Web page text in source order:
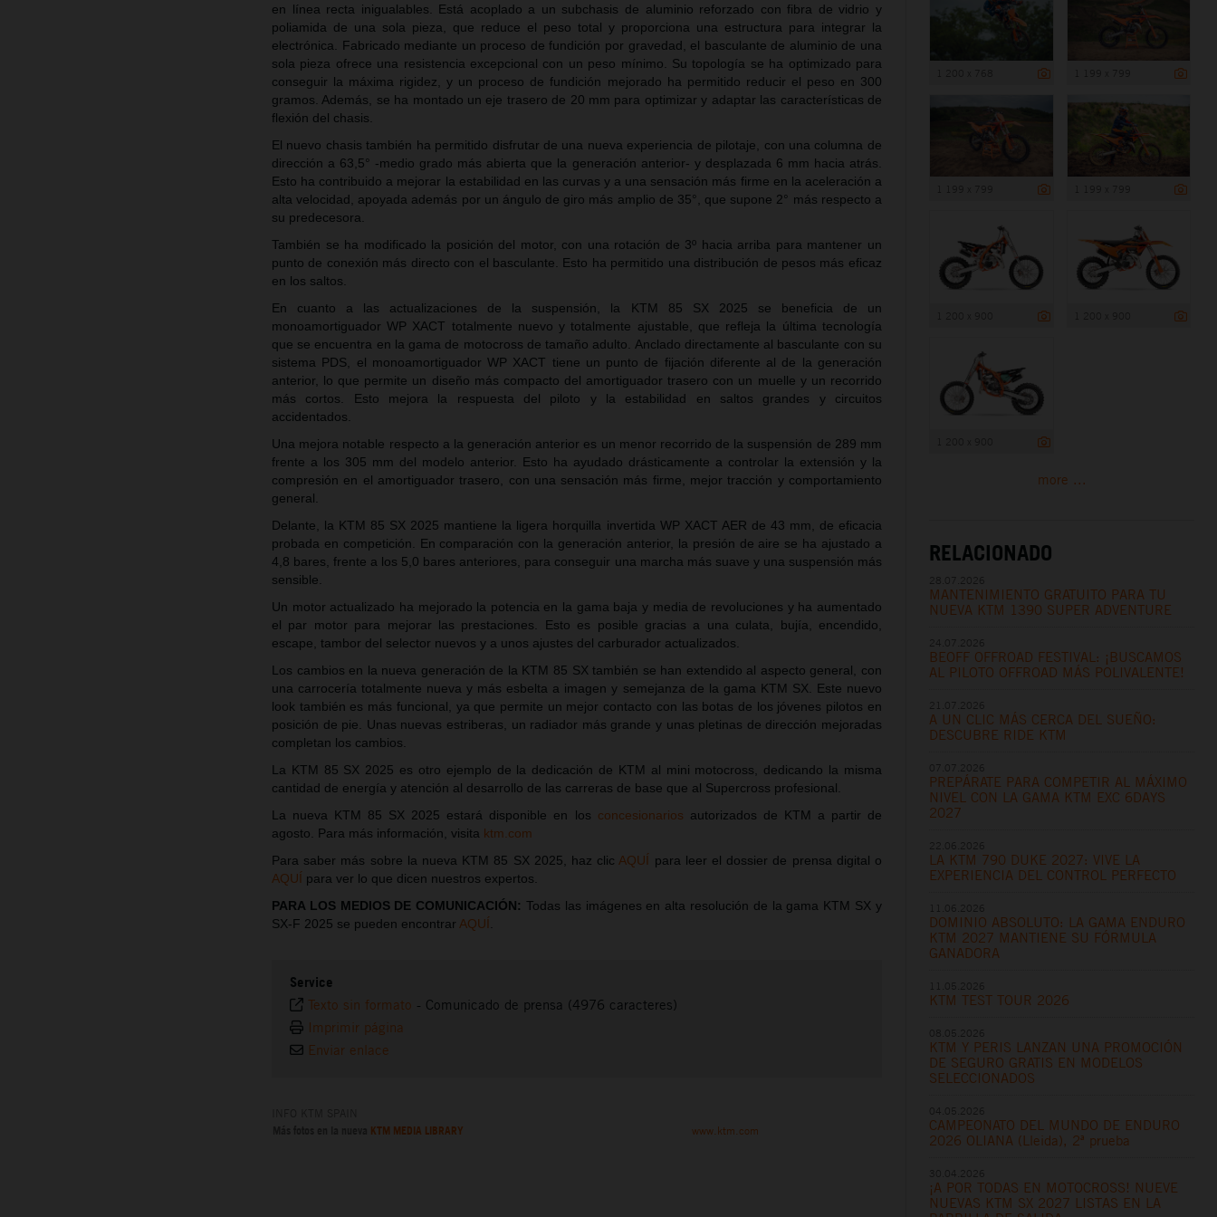
en línea recta inigualables. Está acoplado a un subchasis de aluminio reforzado con fibra de vidrio y
poliamida de una sola pieza, que reduce el peso total y proporciona una estructura para integrar la
electrónica. Fabricado mediante un proceso de fundición por gravedad, el basculante de aluminio de una
sola pieza ofrece una resistencia excepcional con un peso mínimo. Su topología se ha optimizado para
conseguir la máxima rigidez, y un proceso de fundición mejorado ha permitido reducir el peso en 300
gramos. Además, se ha montado un eje trasero de 20 mm para optimizar y adaptar las características de
flexión del chasis.
El nuevo chasis también ha permitido disfrutar de una nueva experiencia de pilotaje, con una columna de
dirección a 63,5° -medio grado más abierta que la generación anterior- y desplazada 6 mm hacia atrás.
Esto ha contribuido a mejorar la estabilidad en las curvas y a una sensación más firme en la aceleración a
alta velocidad, apoyada además por un ángulo de giro más amplio de 35°, que supone 2° más respecto a
su predecesora.
También se ha modificado la posición del motor, con una rotación de 3º hacia arriba para mantener un
punto de conexión más directo con el basculante. Esto ha permitido una distribución de pesos más eficaz
en los saltos.
En cuanto a las actualizaciones de la suspensión, la KTM 85 SX 2025 se beneficia de un
monoamortiguador WP XACT totalmente nuevo y totalmente ajustable, que refleja la última tecnología
que se encuentra en la gama de motocross de tamaño adulto. Anclado directamente al basculante con su
sistema PDS, el monoamortiguador WP XACT tiene un punto de fijación diferente al de la generación
anterior, lo que permite un diseño más compacto del amortiguador trasero con un muelle y un recorrido
más cortos. Esto mejora la respuesta del piloto y la estabilidad en saltos grandes y circuitos
accidentados.
Una mejora notable respecto a la generación anterior es un menor recorrido de la suspensión de 289 mm
frente a los 305 mm del modelo anterior. Esto ha ayudado drásticamente a controlar la extensión y la
compresión en el amortiguador trasero, con una sensación más firme, mejor tracción y comportamiento
general.
Delante, la KTM 85 SX 2025 mantiene la ligera horquilla invertida WP XACT AER de 43 mm, de eficacia
probada en competición. En comparación con la generación anterior, la presión de aire se ha ajustado a
4,8 bares, frente a los 5,0 bares anteriores, para conseguir una marcha más suave y una suspensión más
sensible.
Un motor actualizado ha mejorado la potencia en la gama baja y media de revoluciones y ha aumentado
el par motor para mejorar las prestaciones. Esto es posible gracias a una culata, bujía, encendido,
escape, tambor del selector nuevos y a unos ajustes del carburador actualizados.
Los cambios en la nueva generación de la KTM 85 SX también se han extendido al aspecto general, con
una carrocería totalmente nueva y más esbelta a imagen y semejanza de la gama KTM SX. Este nuevo
look también es más funcional, ya que permite un mejor contacto con las botas de los jóvenes pilotos en
posición de pie. Unas nuevas estriberas, un radiador más grande y unas pletinas de dirección mejoradas
completan los cambios.
La KTM 85 SX 2025 es otro ejemplo de la dedicación de KTM al mini motocross, dedicando la misma
cantidad de energía y atención al desarrollo de las carreras de base que al Supercross profesional.
La nueva KTM 85 SX 2025 estará disponible en los concesionarios autorizados de KTM a partir de
agosto. Para más información, visita ktm.com
Para saber más sobre la nueva KTM 85 SX 2025, haz clic AQUÍ para leer el dossier de prensa digital o
AQUÍ para ver lo que dicen nuestros expertos.
PARA LOS MEDIOS DE COMUNICACIÓN: Todas las imágenes en alta resolución de la gama KTM SX y
SX-F 2025 se pueden encontrar AQUÍ
Service
Texto sin formato - Comunicado de prensa (4976 caracteres)
Imprimir página
Enviar enlace
KTM MEDIA LIBRARY www.ktm.com
more ...
RELACIONADO
MANTENIMIENTO GRATUITO PARA TU
NUEVA KTM 1390 SUPER ADVENTURE
BEOFF OFFROAD FESTIVAL: ¡BUSCAMOS
AL PILOTO OFFROAD MÁS POLIVALENTE!
A UN CLIC MÁS CERCA DEL SUEÑO:
DESCUBRE RIDE KTM
PREPÁRATE PARA COMPETIR AL MÁXIMO
NIVEL CON LA GAMA KTM EXC 6DAYS
2027
LA KTM 790 DUKE 2027: VIVE LA
EXPERIENCIA DEL CONTROL PERFECTO
DOMINIO ABSOLUTO: LA GAMA ENDURO
KTM 2027 MANTIENE SU FÓRMULA
GANADORA
KTM TEST TOUR 2026
KTM Y PERIS LANZAN UNA PROMOCIÓN
DE SEGURO GRATIS EN MODELOS
SELECCIONADOS
CAMPEONATO DEL MUNDO DE ENDURO
2026 OLIANA (Lleida), 2ª prueba
¡A POR TODAS EN MOTOCROSS! NUEVE
NUEVAS KTM SX 2027 LISTAS EN LA